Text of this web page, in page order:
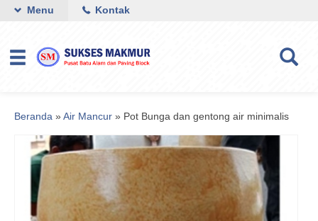
Menu Kontak
Beranda » Air Mancur » Pot Bunga dan gentong air minimalis